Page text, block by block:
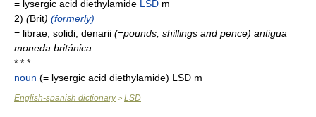
= lysergic acid diethylamide LSD m
2) (Brit) (formerly)
= librae, solidi, denarii (=pounds, shillings and pence) antigua
moneda británica
* * *
noun (= lysergic acid diethylamide) LSD m
English-spanish dictionary> LSD